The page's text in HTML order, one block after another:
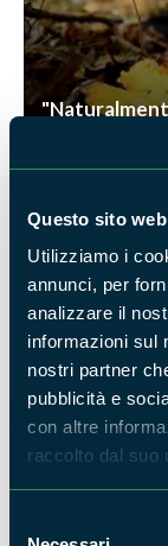
Questo sito
Utilizziamo i
annunci, per
analizzare il
informazioni sul
nostri partner
pubblicità e
con altre
raccolto dal suo
"Una gita ai
Visit Lazio